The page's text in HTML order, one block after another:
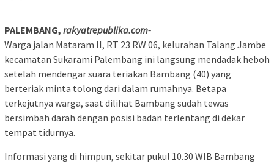
PALEMBANG, rakyatrepublika.com-
Warga jalan Mataram II, RT 23 RW 06, kelurahan Talang Jambe
kecamatan Sukarami Palembang ini langsung mendadak heboh
setelah mendengar suara teriakan Bambang (40) yang
berteriak minta tolong dari dalam rumahnya. Betapa
terkejutnya warga, saat dilihat Bambang sudah tewas
bersimbah darah dengan posisi badan terlentang di dekar
tempat tidurnya.
Informasi yang di himpun, sekitar pukul 10.30 WIB Bambang